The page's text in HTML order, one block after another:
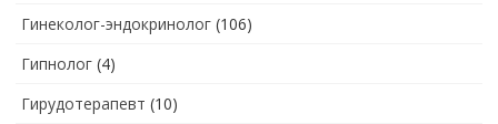
Гинеколог-эндокринолог (106)
Гипнолог (4)
Гирудотерапевт (10)